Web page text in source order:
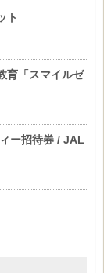
ト
育「スマイルゼ
ー招待券 / JAL